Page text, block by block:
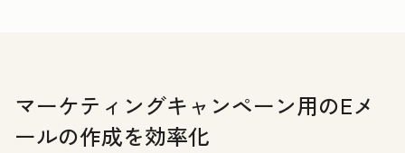
マーケティングキャンペーン用のEメ
ールの作成を効率化